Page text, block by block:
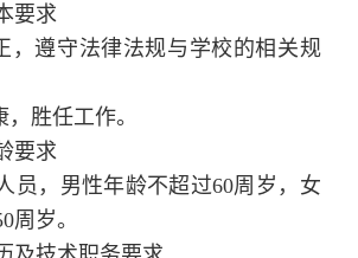
要求
，遵守法律法规与学校的相关规
胜任工作。
要求
员，男性年龄不超过60周岁，女
周岁。